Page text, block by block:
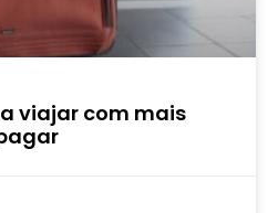
viajar com mais